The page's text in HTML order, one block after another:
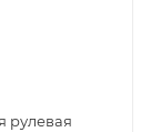
рулевая